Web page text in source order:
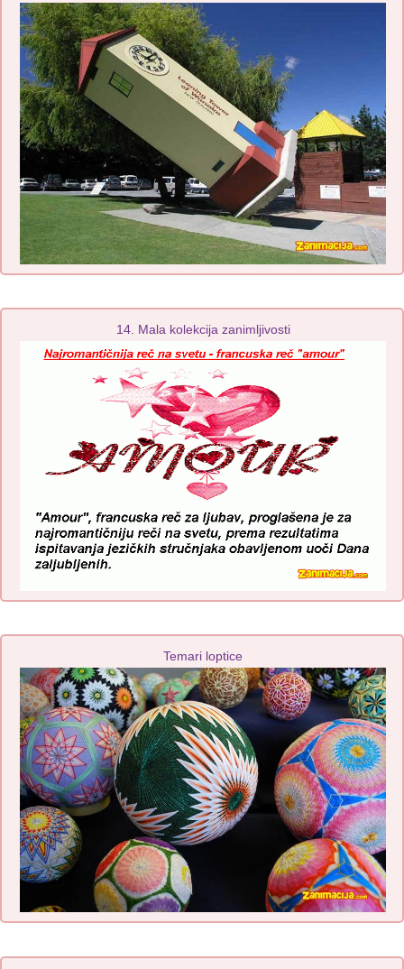
14. Mala kolekcija zanimljivosti
Temari loptice